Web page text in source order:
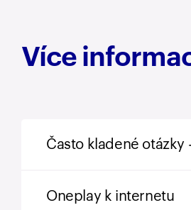
Více
Často kladené otázky
Oneplay k internetu